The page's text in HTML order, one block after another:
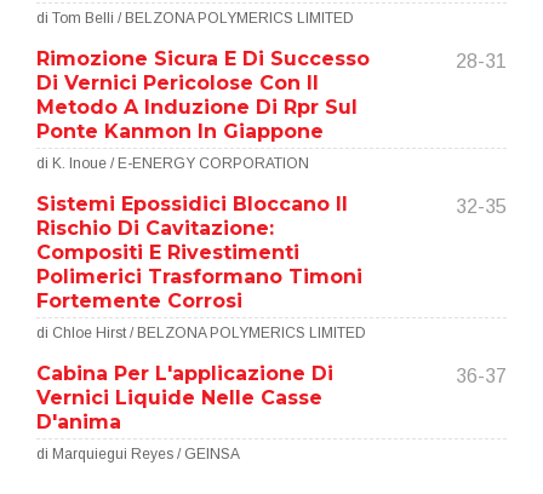
di Tom Belli / BELZONA POLYMERICS LIMITED
Rimozione Sicura E Di Successo
Di Vernici Pericolose Con Il
Metodo A Induzione Di Rpr Sul
Ponte Kanmon In Giappone
28-31
di K. Inoue / E-ENERGY CORPORATION
Sistemi Epossidici Bloccano Il
Rischio Di Cavitazione:
Compositi E Rivestimenti
Polimerici Trasformano Timoni
Fortemente Corrosi
32-35
di Chloe Hirst / BELZONA POLYMERICS LIMITED
Cabina Per L'applicazione Di
Vernici Liquide Nelle Casse
D'anima
36-37
di Marquiegui Reyes / GEINSA